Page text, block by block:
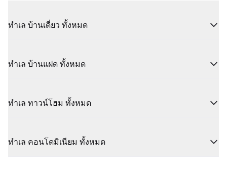
ทำเล บ้านเดี่ยว ทั้งหมด
ทำเล บ้านแฝด ทั้งหมด
ทำเล ทาวน์โฮม ทั้งหมด
ทำเล คอนโดมิเนียม ทั้งหมด